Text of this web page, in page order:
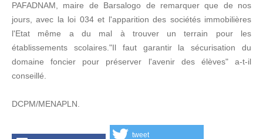
PAFADNAM, maire de Barsalogo de remarquer que de nos
jours, avec la loi 034 et l'apparition des sociétés immobilières
l'Etat même a du mal à trouver un terrain pour les
établissements scolaires."Il faut garantir la sécurisation du
domaine foncier pour préserver l'avenir des élèves" a-t-il
conseillé.
DCPM/MENAPLN.
tweet